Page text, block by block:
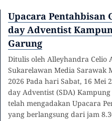
Upacara Pentahbisan
day Adventist
Garung
Ditulis oleh Alleyhandra Celio
Sukarelawan Media Sarawak
2026 Pada hari Sabat, 16 Mei
day Adventist (SDA)
telah mengadakan Upacara
yang berlangsung dari jam